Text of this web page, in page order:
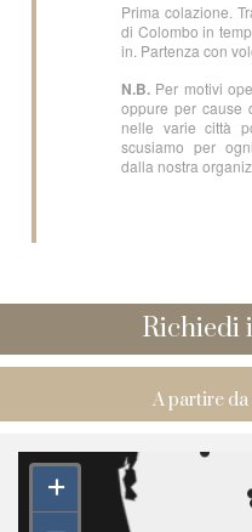
Prima colazione.
di Colombo in
in. Partenza con
N.B. Per motivi
oppure per cause
nelle varie città
scusiamo per
dalla nostra
Richiedi
A partire da
+